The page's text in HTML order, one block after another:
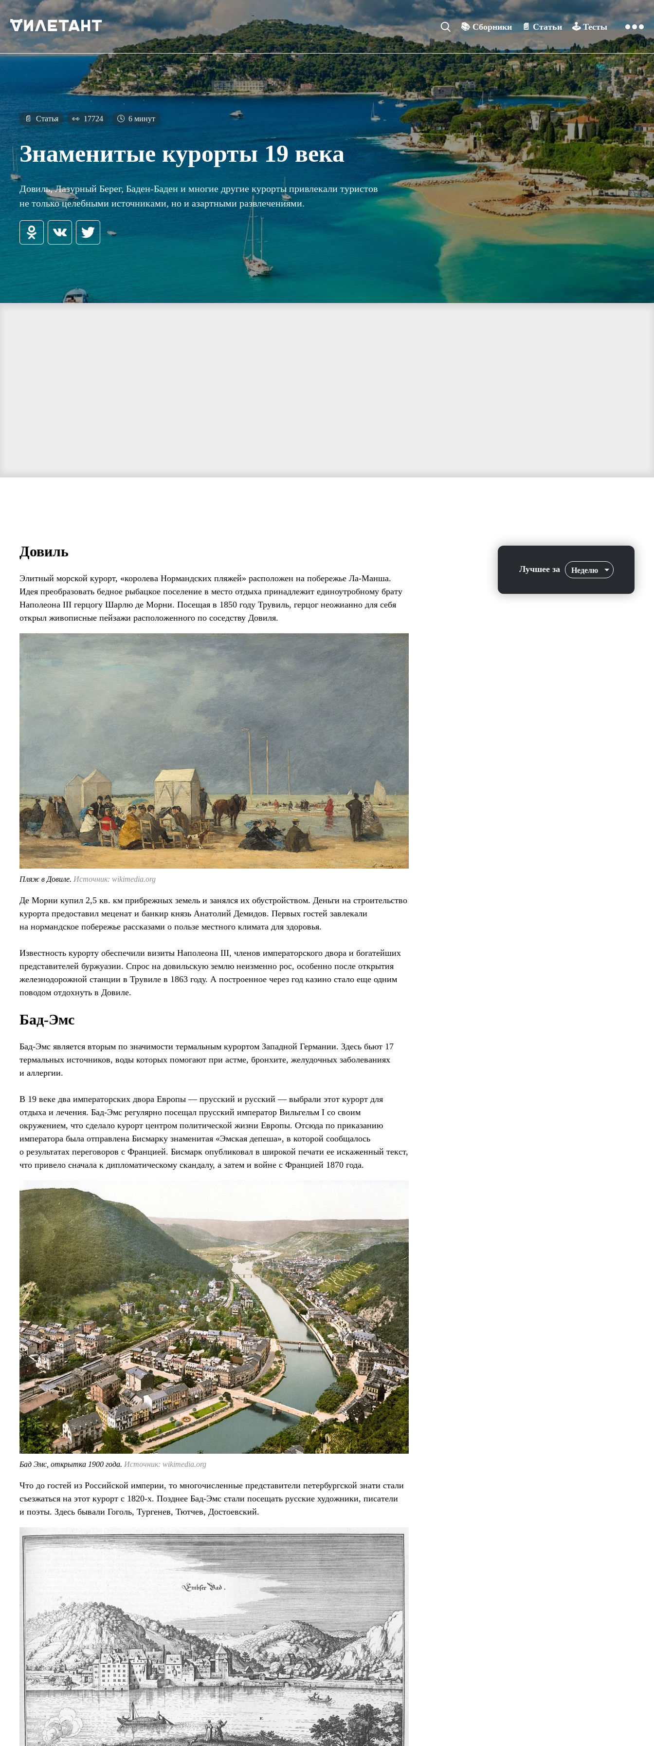
📚 Сборники 📄 Статьи 🕹️Тесты
📄 Статья 👀 17724 🕓 6 минут
Знаменитые курорты 19 века
Довиль, Лазурный Берег, Баден-Баден и многие другие курорты привлекали туристов
не только целебными источниками, но и азартными развлечениями.
Довиль
Элитный морской курорт, «королева Нормандских пляжей» расположен на побережье Ла-Манша.
Идея преобразовать бедное рыбацкое поселение в место отдыха принадлежит единоутробному брату
Наполеона III герцогу Шарлю де Морни. Посещая в 1850 году Трувиль, герцог неожианно для себя
открыл живописные пейзажи расположенного по соседству Довиля.
Пляж в Довиле. Источник: wikimedia.org
Де Морни купил 2,5 кв. км прибрежных земель и занялся их обустройством. Деньги на строительство
курорта предоставил меценат и банкир князь Анатолий Демидов. Первых гостей завлекали
на нормандское побережье рассказами о пользе местного климата для здоровья.
Известность курорту обеспечили визиты Наполеона III, членов императорского двора и богатейших
представителей буржуазии. Спрос на довильскую землю неизменно рос, особенно после открытия
железнодорожной станции в Трувиле в 1863 году. А построенное через год казино стало еще одним
поводом отдохнуть в Довиле.
Бад-Эмс
Бад-Эмс является вторым по значимости термальным курортом Западной Германии. Здесь бьют 17
термальных источников, воды которых помогают при астме, бронхите, желудочных заболеваниях
и аллергии.
В 19 веке два императорских двора Европы — прусский и русский — выбрали этот курорт для
отдыха и лечения. Бад-Эмс регулярно посещал прусский император Вильгельм I со своим
окружением, что сделало курорт центром политической жизни Европы. Отсюда по приказанию
императора была отправлена Бисмарку знаменитая «Эмская депеша», в которой сообщалось
о результатах переговоров с Францией. Бисмарк опубликовал в широкой печати ее искаженный текст,
что привело сначала к дипломатическому скандалу, а затем и войне с Францией 1870 года.
Бад Эмс, открытка 1900 года. Источник: wikimedia.org
Что до гостей из Российской империи, то многочисленные представители петербургской знати стали
съезжаться на этот курорт с 1820-х. Позднее Бад-Эмс стали посещать русские художники, писатели
и поэты. Здесь бывали Гоголь, Тургенев, Тютчев, Достоевский.
Лучшее за Неделю